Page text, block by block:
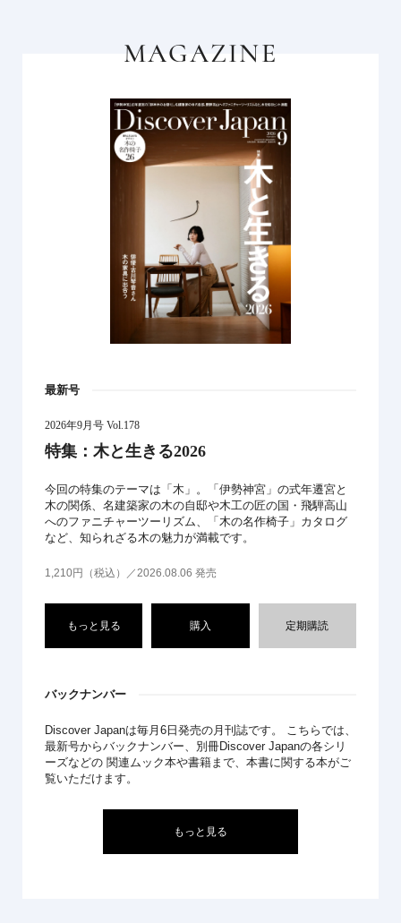
MAGAZINE
最新号
2026年9月号 Vol.178
特集：木と生きる2026
今回の特集のテーマは「木」。「伊勢神宮」の式年遷宮と
木の関係、名建築家の木の自邸や木工の匠の国・飛騨高山
へのファニチャーツーリズム、「木の名作椅子」カタログ
など、知られざる木の魅力が満載です。
1,210円（税込）／2026.08.06 発売
もっと見る 購入 定期購読
バックナンバー
Discover Japanは毎月6日発売の月刊誌です。 こちらでは、
最新号からバックナンバー、別冊Discover Japanの各シリ
ーズなどの 関連ムック本や書籍まで、本書に関する本がご
覧いただけます。
もっと見る